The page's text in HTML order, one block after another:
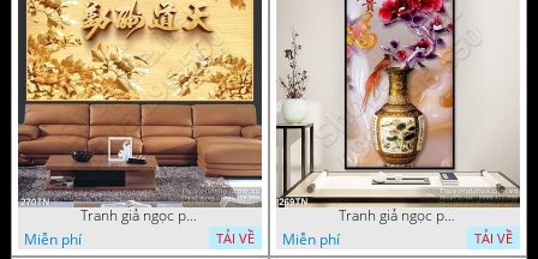
Tranh giả ngọc phù điêu ấn tượng
Miễn phí
TẢI VỀ
Tranh giả ngọc phù điêu rồng đẹp
Miễn phí
TẢI VỀ